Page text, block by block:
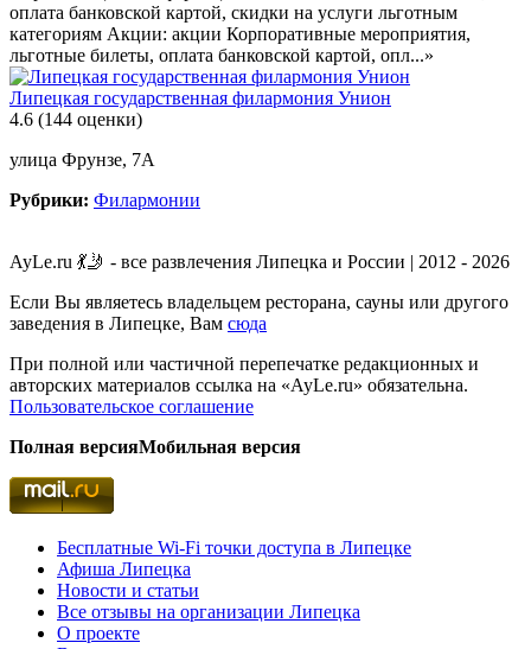
оплата банковской картой, скидки на услуги льготным
категориям Акции: акции Корпоративные мероприятия,
льготные билеты, оплата банковской картой, опл...»
Липецкая государственная филармония Унион
4.6 (144 оценки)
улица Фрунзе, 7А
Рубрики: Филармонии
AyLe.ru 💃🤳 - все развлечения Липецка и России | 2012 - 2026
Если Вы являетесь владельцем ресторана, сауны или другого
заведения в Липецке, Вам сюда
При полной или частичной перепечатке редакционных и
авторских материалов ссылка на «AyLe.ru» обязательна.
Пользовательское соглашение
Полная версияМобильная версия
Бесплатные Wi-Fi точки доступа в Липецке
Афиша Липецка
Новости и статьи
Все отзывы на организации Липецка
О проекте